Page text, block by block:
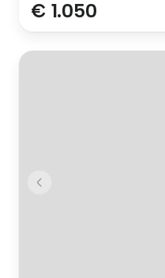
€ 1.050